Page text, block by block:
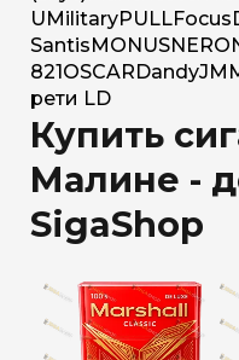
U MilitaryPULLFocus
Santis MONUSNERO
821 OSCAR DandyJM
рети LD
Купить
Малине -
SigaShop